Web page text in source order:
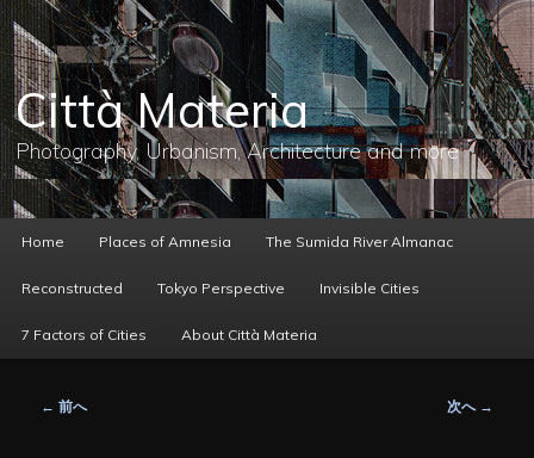
メ
イ
ン
コ
ン
テ
ン
へ
移
動
Città Materia
Photography, Urbanism, Architecture and more
ー
Home Places of Amnesia The Sumida River Almanac
Reconstructed Tokyo Perspective Invisible Cities
7 Factors of Cities About Città Materia
← 前へ 次へ →